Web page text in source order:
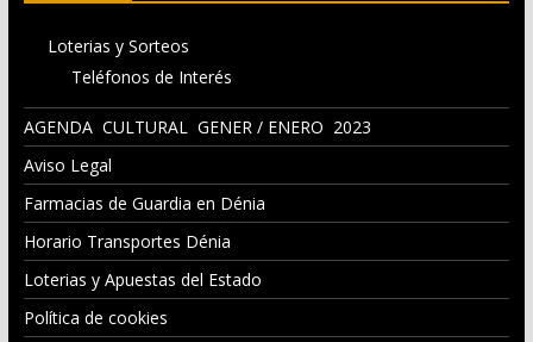
Loterias y Sorteos
Teléfonos de Interés
AGENDA CULTURAL GENER / ENERO 2023
Aviso Legal
Farmacias de Guardia en Dénia
Horario Transportes Dénia
Loterias y Apuestas del Estado
Política de cookies